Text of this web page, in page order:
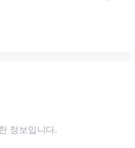
정보입니다.